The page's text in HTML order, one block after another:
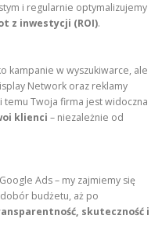
i regularnie optymalizujemy
z inwestycji (ROI).
kampanie w wyszukiwarce, ale
Network oraz reklamy
Twoja firma jest widoczna
klienci – niezależnie od
Ads – my zajmiemy się
budżetu, aż po
skuteczność i